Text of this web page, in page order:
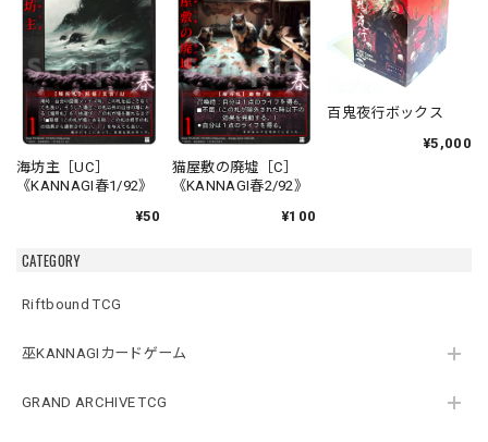
CATEGORY
Riftbound TCG
巫KANNAGIカードゲーム
GRAND ARCHIVE TCG
海坊主［UC］
《KANNAGI春1/92》
¥50
猫屋敷の廃墟［C］
《KANNAGI春2/92》
¥100
百鬼夜行ボックス
¥5,000